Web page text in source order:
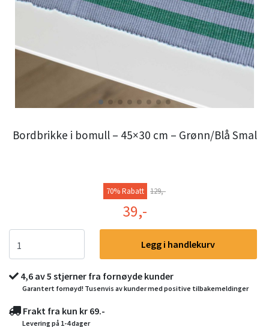
Bordbrikke i bomull – 45×30 cm – Grønn/Blå Smal
70% Rabatt 129,-
39,-
Legg i handlekurv
4,6 av 5 stjerner fra fornøyde kunder
Garantert fornøyd! Tusenvis av kunder med positive tilbakemeldinger
Frakt fra kun kr 69.-
Levering på 1-4 dager